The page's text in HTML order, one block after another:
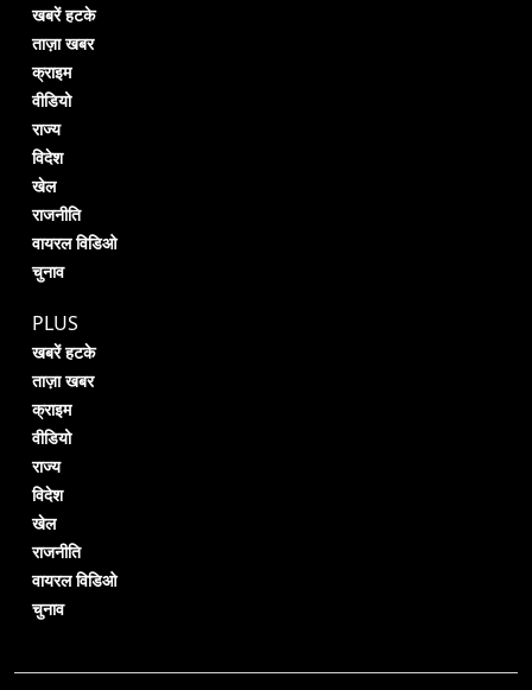
खबरें हटके
ताज़ा खबर
क्राइम
वीडियो
राज्य
विदेश
खेल
राजनीति
वायरल विडिओ
चुनाव
PLUS
खबरें हटके
ताज़ा खबर
क्राइम
वीडियो
राज्य
विदेश
खेल
राजनीति
वायरल विडिओ
चुनाव